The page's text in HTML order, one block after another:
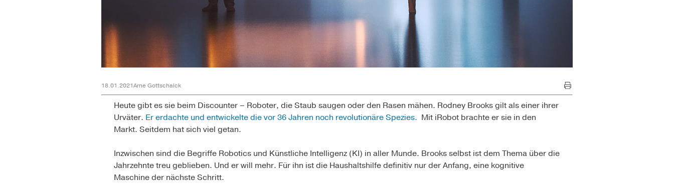
18.01.2021Arne Gottschalck
Heute gibt es sie beim Discounter – Roboter, die Staub saugen oder den Rasen mähen. Rodney Brooks gilt als einer ihrer
Urväter. Er erdachte und entwickelte die vor 36 Jahren noch revolutionäre Spezies. Mit iRobot brachte er sie in den
Markt. Seitdem hat sich viel getan.
Inzwischen sind die Begriffe Robotics und Künstliche Intelligenz (KI) in aller Munde. Brooks selbst ist dem Thema über die
Jahrzehnte treu geblieben. Und er will mehr. Für ihn ist die Haushaltshilfe definitiv nur der Anfang, eine kognitive
Maschine der nächste Schritt.